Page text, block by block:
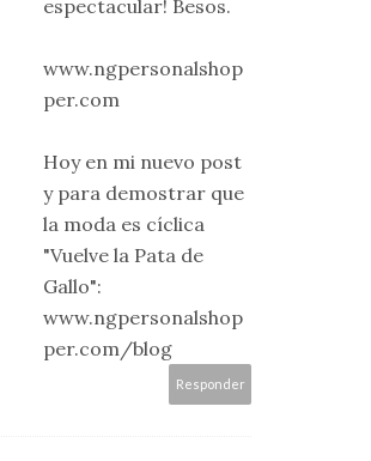
espectacular! Besos.
www.ngpersonalshop
per.com
Hoy en mi nuevo post
y para demostrar que
la moda es cíclica
"Vuelve la Pata de
Gallo":
www.ngpersonalshop
per.com/blog
Responder